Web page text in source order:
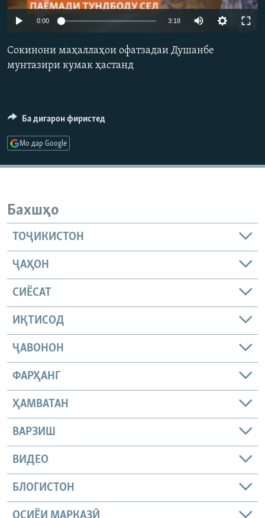
ГУЗОРИШҲОИ РАДИОӢ
Русский
ПАЙГИРӢ КУНЕД
Ҳамаи сомонаҳои RFE/RL
720p
0:00 3:18
Сокинони маҳаллаҳои офатзадаи Душанбе
мунтазири кумак ҳастанд
Ба дигарон фиристед
Мо дар Google
Бахшҳо
ТОҶИКИСТОН
ҶАҲОН
СИЁСАТ
ИҚТИСОД
ҶАВОНОН
ФАРҲАНГ
ҲАМВАТАН
ВАРЗИШ
ВИДЕО
БЛОГИСТОН